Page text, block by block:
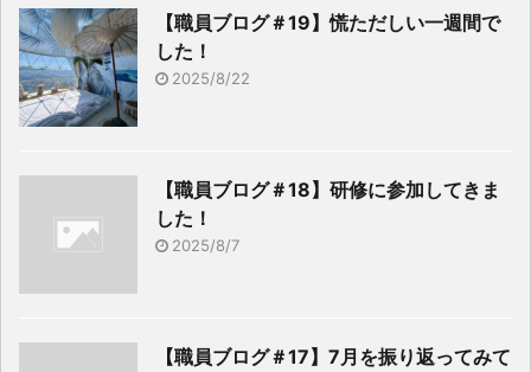
【職員ブログ＃19】慌ただしい一週間で
した！
2025/8/22
【職員ブログ＃18】研修に参加してきま
した！
2025/8/7
【職員ブログ＃17】7月を振り返ってみて